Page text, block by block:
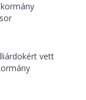
vett